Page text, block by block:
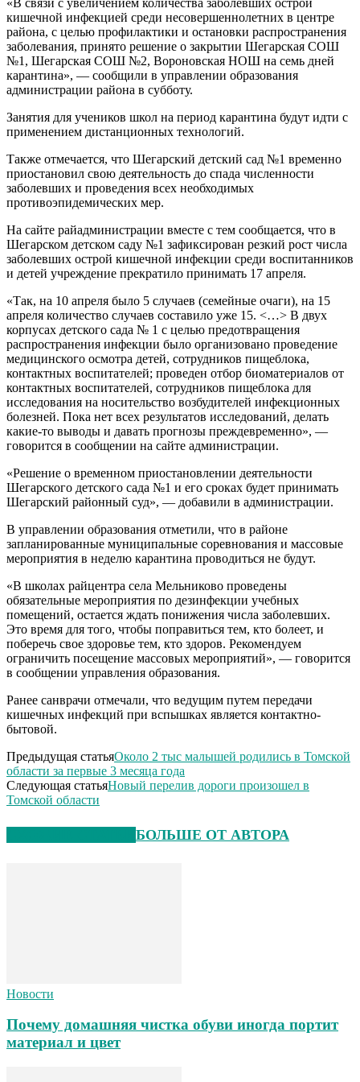
кишечной инфекцией среди несовершеннолетних в центре
района, с целью профилактики и остановки распространения
заболевания, принято решение о закрытии Шегарская СОШ
№1, Шегарская СОШ №2, Вороновская НОШ на семь дней
карантина», — сообщили в управлении образования
администрации района в субботу.
Занятия для учеников школ на период карантина будут идти с
применением дистанционных технологий.
Также отмечается, что Шегарский детский сад №1 временно
приостановил свою деятельность до спада численности
заболевших и проведения всех необходимых
противоэпидемических мер.
На сайте райадминистрации вместе с тем сообщается, что в
Шегарском детском саду №1 зафиксирован резкий рост числа
заболевших острой кишечной инфекции среди воспитанников
и детей учреждение прекратило принимать 17 апреля.
«Так, на 10 апреля было 5 случаев (семейные очаги), на 15
апреля количество случаев составило уже 15. <…> В двух
корпусах детского сада № 1 с целью предотвращения
распространения инфекции было организовано проведение
медицинского осмотра детей, сотрудников пищеблока,
контактных воспитателей; проведен отбор биоматериалов от
контактных воспитателей, сотрудников пищеблока для
исследования на носительство возбудителей инфекционных
болезней. Пока нет всех результатов исследований, делать
какие-то выводы и давать прогнозы преждевременно», —
говорится в сообщении на сайте администрации.
«Решение о временном приостановлении деятельности
Шегарского детского сада №1 и его сроках будет принимать
Шегарский районный суд», — добавили в администрации.
В управлении образования отметили, что в районе
запланированные муниципальные соревнования и массовые
мероприятия в неделю карантина проводиться не будут.
«В школах райцентра села Мельниково проведены
обязательные мероприятия по дезинфекции учебных
помещений, остается ждать понижения числа заболевших.
Это время для того, чтобы поправиться тем, кто болеет, и
поберечь свое здоровье тем, кто здоров. Рекомендуем
ограничить посещение массовых мероприятий», — говорится
в сообщении управления образования.
Ранее санврачи отмечали, что ведущим путем передачи
кишечных инфекций при вспышках является контактно-
бытовой.
Предыдущая статьяОколо 2 тыс малышей родились в Томской
области за первые 3 месяца года
Следующая статьяНовый перелив дороги произошел в
Томской области
БОЛЬШЕ ОТ АВТОРА
Новости
Почему домашняя чистка обуви иногда портит
материал и цвет